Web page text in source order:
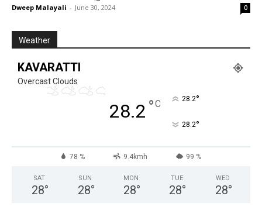
Dweep Malayali - June 30, 2024 0
Weather
KAVARATTI
Overcast Clouds
28.2 °C 28.2°
28.2°
78 % 9.4kmh 99 %
SAT
28°
SUN
28°
MON
28°
TUE
28°
WED
28°